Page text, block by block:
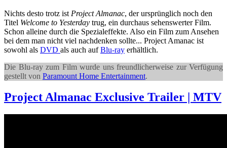
Nichts desto trotz ist Project Almanac, der ursprünglich noch den
Titel Welcome to Yesterday trug, ein durchaus sehenswerter Film.
Schon alleine durch die Spezialeffekte. Also ein Film zum Ansehen
bei dem man nicht viel nachdenken sollte... Project Amanac ist
sowohl als DVD als auch aufBlu-ray erhältlich.
Die Blu-ray zum Film wurde uns freundlicherweise zur Verfügung
gestellt von Paramount Home Entertainment.
Project Almanac Exclusive Trailer | MTV